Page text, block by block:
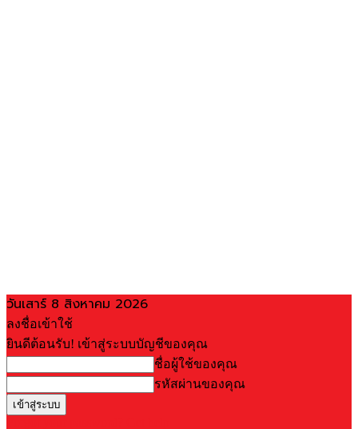
วันเสาร์ 8 สิงหาคม 2026
ลงชื่อเข้าใช้
ยินดีต้อนรับ! เข้าสู่ระบบบัญชีของคุณ
ชื่อผู้ใช้ของคุณ
รหัสผ่านของคุณ